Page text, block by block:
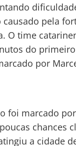
pela
O time
do
por
foi marcado
chances
a cidade